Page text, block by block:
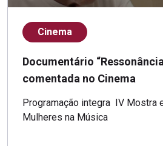
Cinema
Documentário
comentada no Cinema
Programação integra IV Mostra
Mulheres na Música